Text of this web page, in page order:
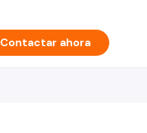
Contactar ahora